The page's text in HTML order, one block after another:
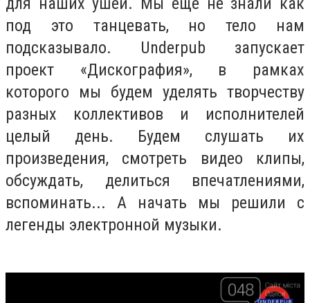
под это танцевать, но тело нам
подсказывало. Underpub запускает
проект «Дискография», в рамках
которого мы будем уделять творчеству
разных коллективов и исполнителей
целый день. Будем слушать их
произведения, смотреть видео клипы,
обсуждать, делиться впечатлениями,
вспоминать... А начать мы решили с
легенды электронной музыки.